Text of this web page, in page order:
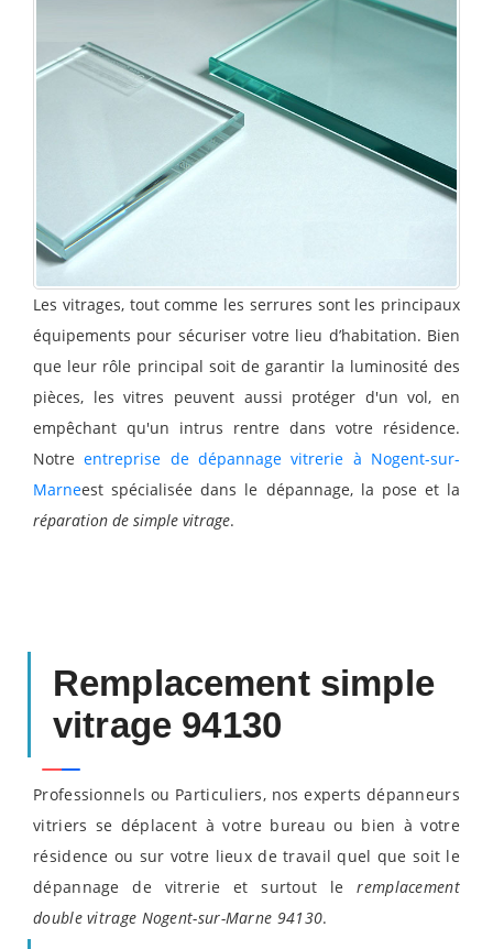
Les vitrages, tout comme les serrures sont les principaux
équipements pour sécuriser votre lieu d’habitation. Bien
que leur rôle principal soit de garantir la luminosité des
pièces, les vitres peuvent aussi protéger d'un vol, en
empêchant qu'un intrus rentre dans votre résidence.
Notreentreprise de dépannage vitrerie à Nogent-sur-
Marneest spécialisée dans le dépannage, la pose et la
réparation de simple vitrage.
Remplacement simple
vitrage 94130
Professionnels ou Particuliers, nos experts dépanneurs
vitriers se déplacent à votre bureau ou bien à votre
résidence ou sur votre lieux de travail quel que soit le
dépannage de vitrerie et surtout leremplacement
double vitrage Nogent-sur-Marne 94130.